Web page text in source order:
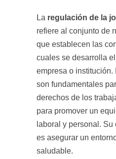
La regulación de la
refiere al conjunto de
que establecen las
cuales se desarrolla
empresa o
son fundamentales
derechos de los
para promover un
laboral y personal. Su
es asegurar un
saludable.